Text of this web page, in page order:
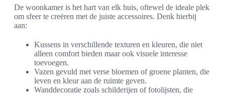
De woonkamer is het hart van elk huis, oftewel de ideale plek
om sfeer te creëren met de juiste accessoires. Denk hierbij
aan:
Kussens in verschillende texturen en kleuren, die niet
alleen comfort bieden maar ook visuele interesse
toevoegen.
Vazen gevuld met verse bloemen of groene planten, die
leven en kleur aan de ruimte geven.
Wanddecoratie zoals schilderijen of fotolijsten, die